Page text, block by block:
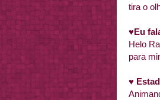
tira o
♥Eu
Helo
para
♥